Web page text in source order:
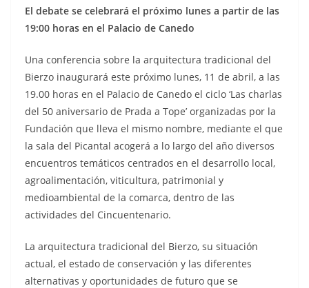
El debate se celebrará el próximo lunes a partir de las
19:00 horas en el Palacio de Canedo
Una conferencia sobre la arquitectura tradicional del
Bierzo inaugurará este próximo lunes, 11 de abril, a las
19.00 horas en el Palacio de Canedo el ciclo ‘Las charlas
del 50 aniversario de Prada a Tope’ organizadas por la
Fundación que lleva el mismo nombre, mediante el que
la sala del Picantal acogerá a lo largo del año diversos
encuentros temáticos centrados en el desarrollo local,
agroalimentación, viticultura, patrimonial y
medioambiental de la comarca, dentro de las
actividades del Cincuentenario.
La arquitectura tradicional del Bierzo, su situación
actual, el estado de conservación y las diferentes
alternativas y oportunidades de futuro que se